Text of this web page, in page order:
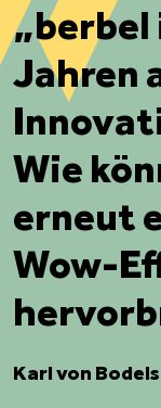
Jahren
Wie
erneut
Wow-
Karl von